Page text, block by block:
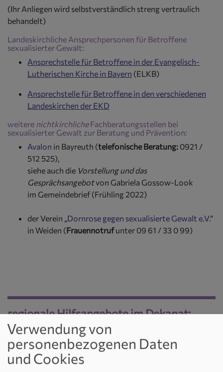
(Ihr Anliegen wird selbstverständlich streng vertraulich
behandelt)
Landeskirchliche Ansprechpersonen für Betroffene
sexualisierter Gewalt:
Ansprechstelle für Betroffene in der Evangelisch-
Lutherischen Kirche in Bayern (ELKB)
Ansprechstelle für Betroffene in den verschiedenen
Landeskirchen der EKD
weitere nichtkirchlicheFachberatungsstellen bei
sexualisierter Gewalt zur Beratung und Prävention:
Avalon in Bayreuth (telefonische Beratung: 0921 /
512 525),
siehe auch die Vorstellung und das
Gesprächsangebotvon Gabriela Gossow-Look
im Gemeindebrief (Frühling 2022)
der Verein „ Dornrose gegen sexualisierte Gewalt e.V.“
in Weiden (Frauennotrufunter 09 61 / 33 0 99)
regionale Hilfsangebote im Dekanat:
Verwendung von
personenbezogenen Daten
und Cookies